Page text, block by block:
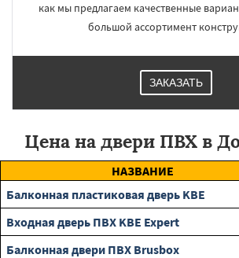
как мы предлагаем качественные
большой ассортимент
ЗАКАЗАТЬ
Цена на двери ПВХ в
НАЗВАНИЕ
Балконная пластиковая дверь KBE
Входная дверь ПВХ KBE Expert
Балконная двери ПВХ Brusbox